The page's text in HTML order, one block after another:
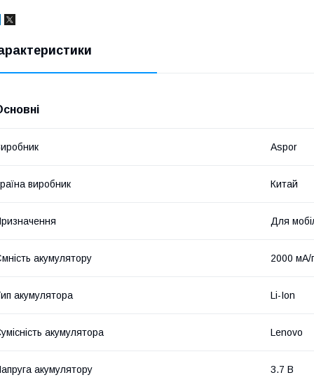
Aspor
виробник Китай
Для
акумулятору 2000 мА/
акумулятора Li-Ion
акумулятора Lenovo
акумулятору 3.7 В